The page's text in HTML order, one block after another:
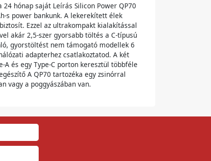
hónap saját Leírás Silicon Power QP70
s power bankunk. A lekerekített élek
Ezzel az ultrakompakt kialakítással
akár 2,5-szer gyorsabb töltés a C-típusú
gyorstöltést nem támogató modellek 6
adapterhez csatlakoztatod. A két
és egy Type-C porton keresztül többféle
A QP70 tartozéka egy zsinórral
vagy a poggyászában van.